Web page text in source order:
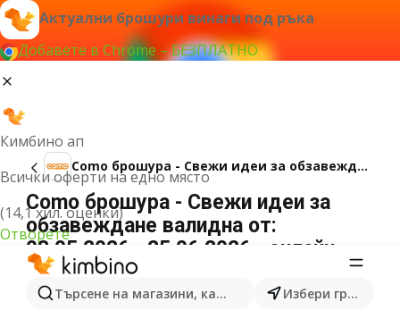
Актуални брошури винаги под ръка
Добавете в Chrome – БЕЗПЛАТНО
Кимбино ап
Всички оферти на едно място
(14,1 хил. оценки)
Отворете
Търсене на магазини, категории, продукти...Избери град
Como брошура - Свежи идеи за обзавеждане
Como брошура - Свежи идеи за
обзавеждане валидна от:
08.05.2026 - 25.06.2026 - онлайн
брошура
РЕКЛАМА